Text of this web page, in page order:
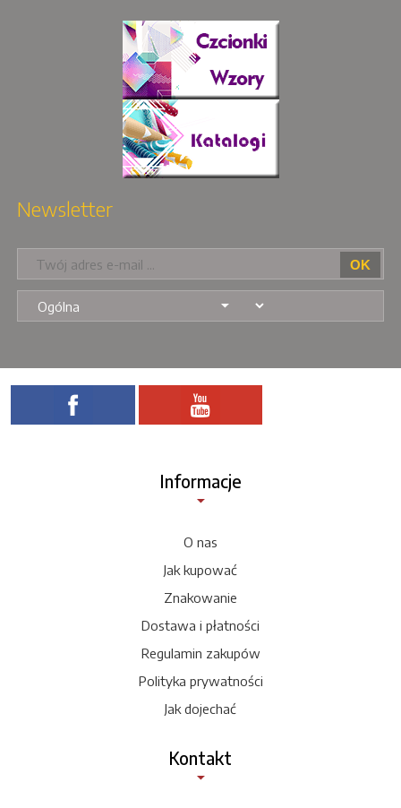
Newsletter
Informacje
O nas
Jak kupować
Znakowanie
Dostawa i płatności
Regulamin zakupów
Polityka prywatności
Jak dojechać
Kontakt